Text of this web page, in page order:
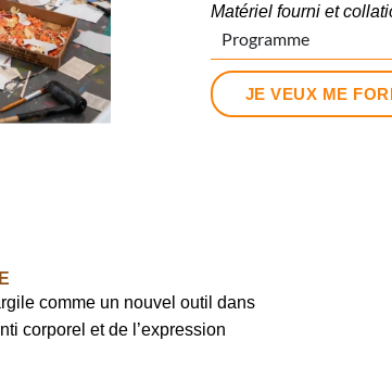
Matériel fourni et
Programme
JE VEUX ME
comme un nouvel outil dans
corporel et de l’expression